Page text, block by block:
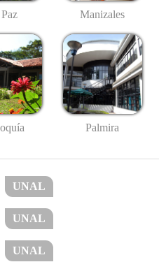
Manizales
Palmira
UNAL
UNAL
UNAL